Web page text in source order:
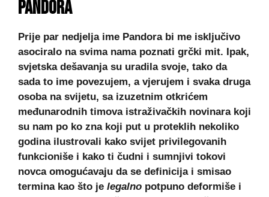
PANDORA
Prije par nedjelja ime Pandora bi me isključivo
asociralo na svima nama poznati grčki mit. Ipak,
svjetska dešavanja su uradila svoje, tako da
sada to ime povezujem, a vjerujem i svaka druga
osoba na svijetu, sa izuzetnim otkrićem
međunarodnih timova istraživačkih novinara koji
su nam po ko zna koji put u proteklih nekoliko
godina ilustrovali kako svijet privilegovanih
funkcioniše i kako ti čudni i sumnjivi tokovi
novca omogućavaju da se definicija i smisao
termina kao što je legalno potpuno deformiše i